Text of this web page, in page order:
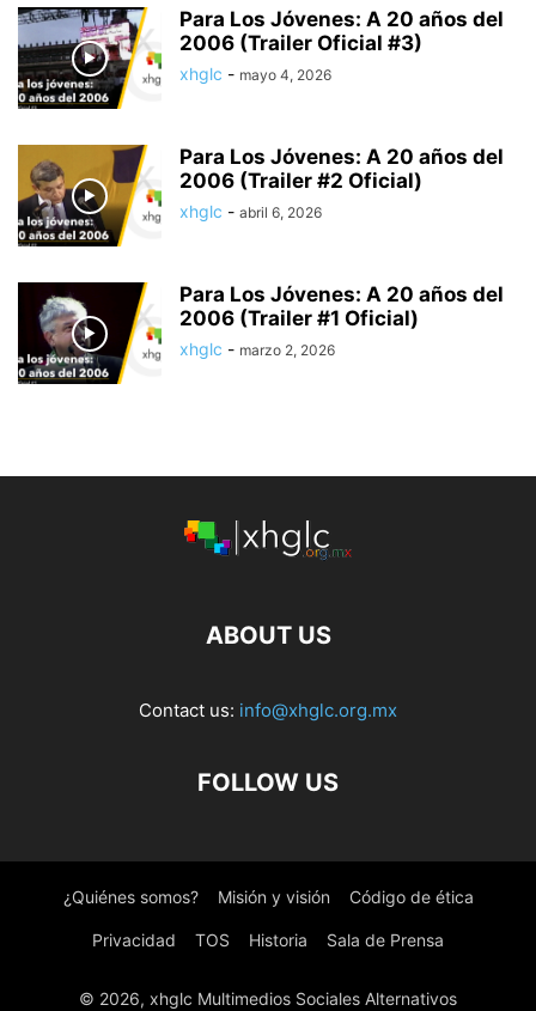
Para Los Jóvenes: A 20 años del
2006 (Trailer Oficial #3)
xhglc - mayo 4, 2026
Para Los Jóvenes: A 20 años del
2006 (Trailer #2 Oficial)
xhglc - abril 6, 2026
Para Los Jóvenes: A 20 años del
2006 (Trailer #1 Oficial)
xhglc - marzo 2, 2026
ABOUT US
Contact us: info@xhglc.org.mx
FOLLOW US
¿Quiénes somos? Misión y visión Código de ética
Privacidad TOS Historia Sala de Prensa
© 2026, xhglc Multimedios Sociales Alternativos